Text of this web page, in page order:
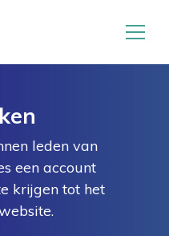
leden van
een account
krijgen tot het